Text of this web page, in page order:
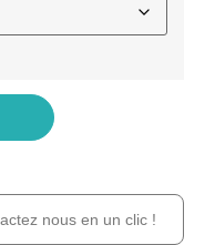
nous en un clic !